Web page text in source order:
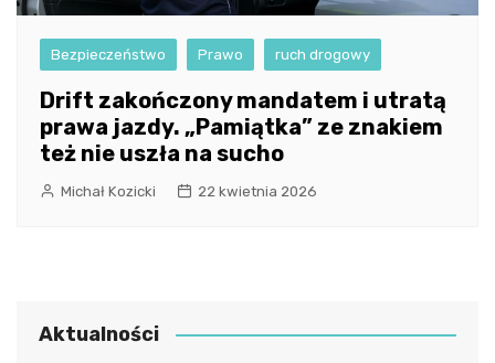
Bezpieczeństwo Prawo ruch drogowy
Drift zakończony mandatem i utratą
prawa jazdy. „Pamiątka” ze znakiem
też nie uszła na sucho
Michał Kozicki 22 kwietnia 2026
Aktualności